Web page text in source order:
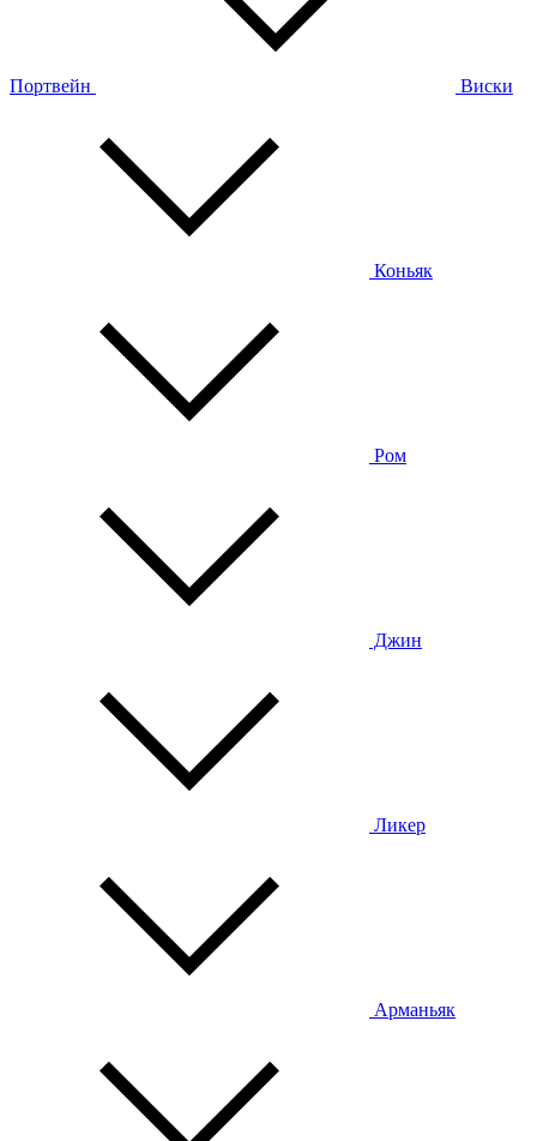
Портвейн Виски
Коньяк
Ром
Джин
Ликер
Арманьяк